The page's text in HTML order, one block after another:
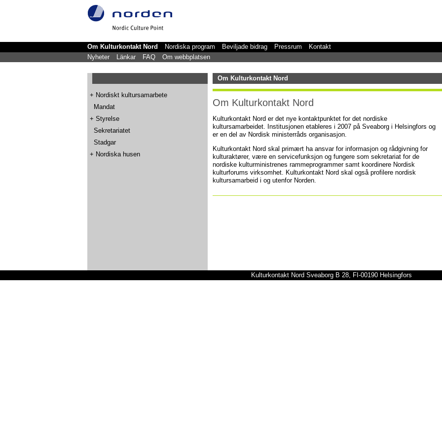
Om Kulturkontakt Nord Nordiska program Beviljade bidrag Pressrum
Kontakt
Nyheter
Länkar FAQ Om webbplatsen
+ Nordiskt kultursamarbete
Mandat
+ Styrelse
Sekretariatet
Stadgar
+ Nordiska husen
Om Kulturkontakt Nord
Om Kulturkontakt Nord
Kulturkontakt Nord er det nye kontaktpunktet for det nordiske
kultursamarbeidet. Institusjonen etableres i 2007 på Sveaborg i Helsingfors og
er en del av Nordisk ministerråds organisasjon.
Kulturkontakt Nord skal primært ha ansvar for informasjon og rådgivning for
kulturaktører, være en servicefunksjon og fungere som sekretariat for de
nordiske kulturministrenes rammeprogrammer samt koordinere Nordisk
kulturforums virksomhet. Kulturkontakt Nord skal også profilere nordisk
kultursamarbeid i og utenfor Norden.
Kulturkontakt Nord Sveaborg B 28, FI-00190 Helsingfors